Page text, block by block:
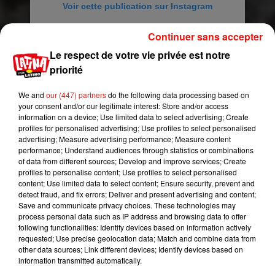
Voir cette publication sur Instagram
Une publication partagée par Etat Libre d'Orange (@etatlibreorange)
La particularité de la fragrance :elle est
entièrement réalisée à base de déchets de
engagée delutter contre le gaspillagerépandu
dans l’industrie cosmétique. Quant à la senteur,
pas de crainte à avoir. Aucune odeur de poubelle,
mais plutôtdes notes fruitées, provenant d’un
savant mélange d’essences de pomme, de rose,
d’orange amère et de fraise gariguette. On en
mangerait presque.
Le respect de votre vie privée est notre
priorité
We and our (447) partnersdo the following data processing based on
your consent and/or our legitimate interest: Store and/or access
information on a device; Use limited data to select advertising; Create
profiles for personalised advertising; Use profiles to select personalised
advertising; Measure advertising performance; Measure content
performance; Understand audiences through statistics or combinations
of data from different sources; Develop and improve services; Create
profiles to personalise content; Use profiles to select personalised
content; Use limited data to select content; Ensure security, prevent and
detect fraud, and fix errors; Deliver and present advertising and content;
Save and communicate privacy choices. These technologies may
process personal data such as IP address and browsing data to offer
following functionalities: Identify devices based on information actively
requested; Use precise geolocation data; Match and combine data from
other data sources; Link different devices; Identify devices based on
information transmitted automatically.
Continuer sans accepter